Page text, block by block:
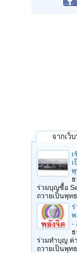
จากเว็
ร่วมบุญซื้อ
ถวายเป็นพุท
ร่
พ
-
ร่วมทำบุญ ค่
ถวายเป็นพุท